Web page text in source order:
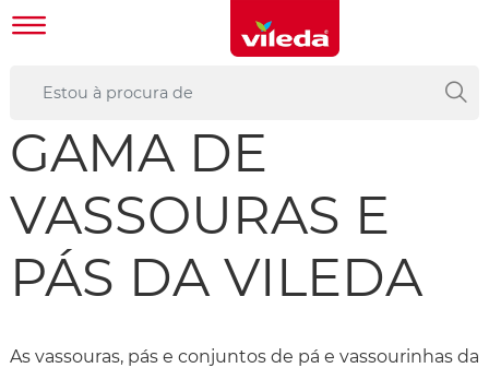
GAMA DE
VASSOURAS E
PÁS DA VILEDA
As vassouras, pás e conjuntos de pá e vassourinhas da